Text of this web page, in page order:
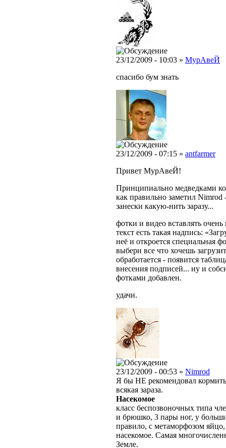
23/12/2009 - 10:03 » МурAвеЙ
спасибо бум знать
23/12/2009 - 07:15 » antfarmer
Привет МурAвеЙ!
Принципиально медведками
как правильно заметил Nimrod
занески какую-нить заразу...
фотки и видео вставлять
текст есть такая надпись:
неё и откроется специальная
выбери все что хочешь
обработается - появится
внесения подписей... ну и
фотками добавлен.
удачи.
23/12/2009 - 00:53 » Nimrod
Я бы НЕ рекомендовал
всякая зараза.
Насекомое
класс беспозвоночных типа
и брюшко, 3 пары ног, у
правило, с метаморфозом
насекомое. Самая
Земле.